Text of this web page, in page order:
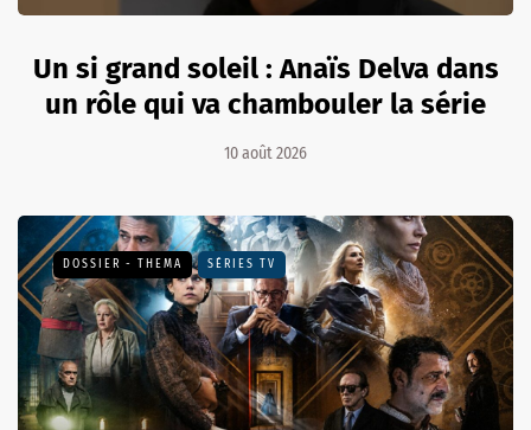
Un si grand soleil : Anaïs Delva dans
un rôle qui va chambouler la série
10 août 2026
DOSSIER - THEMA SÉRIES TV